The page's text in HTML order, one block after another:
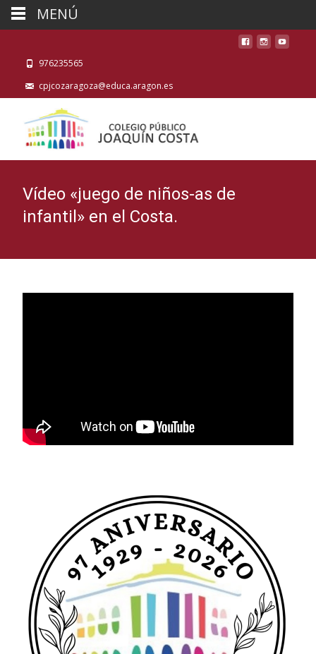
976235565
cpjcozaragoza@educa.aragon.es
Vídeo «juego de niños-as de
infantil» en el Costa.
MENÚ